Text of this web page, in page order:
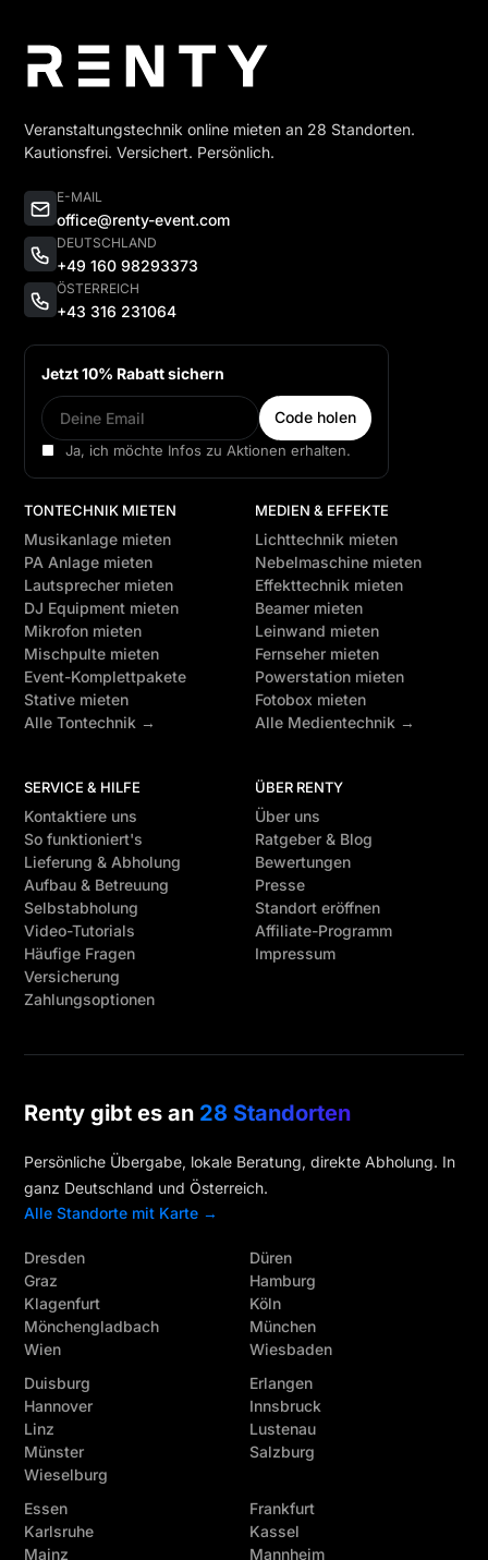
Veranstaltungstechnik online mieten an 28 Standorten.
Kautionsfrei. Versichert. Persönlich.
E-MAIL
office@renty-event.com
DEUTSCHLAND
+49 160 98293373
ÖSTERREICH
+43 316 231064
Jetzt 10% Rabatt sichern
Ja, ich möchte Infos zu Aktionen erhalten.
TONTECHNIK MIETEN
Musikanlage mieten
PA Anlage mieten
Lautsprecher mieten
DJ Equipment mieten
Mikrofon mieten
Mischpulte mieten
Event-Komplettpakete
Stative mieten
Alle Tontechnik →
MEDIEN & EFFEKTE
Lichttechnik mieten
Nebelmaschine mieten
Effekttechnik mieten
Beamer mieten
Leinwand mieten
Fernseher mieten
Powerstation mieten
Fotobox mieten
Alle Medientechnik →
SERVICE & HILFE
Kontaktiere uns
So funktioniert's
Lieferung & Abholung
Aufbau & Betreuung
Selbstabholung
Video-Tutorials
Häufige Fragen
Versicherung
Zahlungsoptionen
ÜBER RENTY
Über uns
Ratgeber & Blog
Bewertungen
Presse
Standort eröffnen
Affiliate-Programm
Impressum
Renty gibt es an 28 Standorten
Persönliche Übergabe, lokale Beratung, direkte Abholung. In
ganz Deutschland und Österreich.
Alle Standorte mit Karte →
Dresden
Graz
Klagenfurt
Mönchengladbach
Wien
Düren
Hamburg
Köln
München
Wiesbaden
Duisburg
Hannover
Linz
Münster
Wieselburg
Erlangen
Innsbruck
Lustenau
Salzburg
Essen
Karlsruhe
Mainz
Frankfurt
Kassel
Mannheim